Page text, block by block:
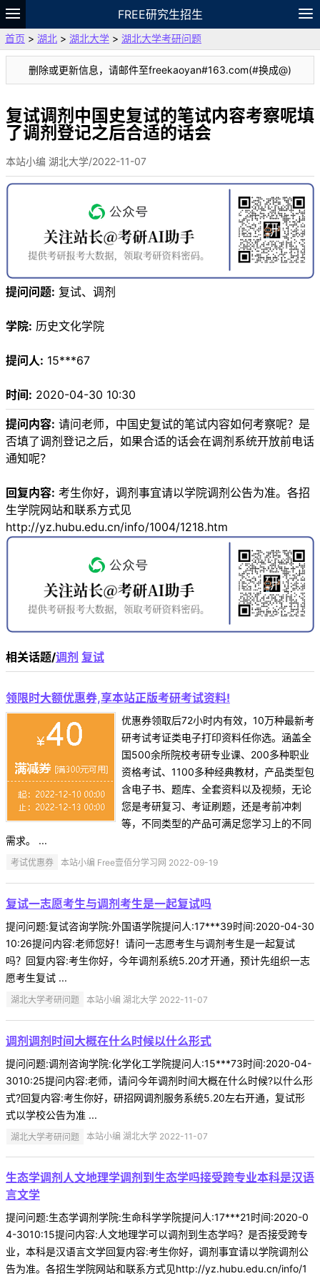
FREE研究生招生
题库
故事 专题 APP 笔记
VIP
资料
首页 > 湖北 > 湖北大学 > 湖北大学考研问题
删除或更新信息，请邮件至freekaoyan#163.com(#换成@)
复试调剂中国史复试的笔试内容考察呢填
了调剂登记之后合适的话会
本站小编 湖北大学/2022-11-07
提问问题: 复试、调剂
学院: 历史文化学院
提问人: 15***67
时间: 2020-04-30 10:30
提问内容: 请问老师，中国史复试的笔试内容如何考察呢？是
否填了调剂登记之后，如果合适的话会在调剂系统开放前电话
通知呢？
回复内容: 考生你好，调剂事宜请以学院调剂公告为准。各招
生学院网站和联系方式见
http://yz.hubu.edu.cn/info/1004/1218.htm
相关话题/调剂 复试
领限时大额优惠券,享本站正版考研考试资料!
优惠券领取后72小时内有效，10万种最新考
研考试考证类电子打印资料任你选。涵盖全
国500余所院校考研专业课、200多种职业
资格考试、1100多种经典教材，产品类型包
含电子书、题库、全套资料以及视频，无论
您是考研复习、考证刷题，还是考前冲刺
等，不同类型的产品可满足您学习上的不同
需求。 ...
考试优惠券 本站小编 Free壹佰分学习网 2022-09-19
复试一志愿考生与调剂考生是一起复试吗
提问问题:复试咨询学院:外国语学院提问人:17***39时间:2020-04-30
10:26提问内容:老师您好！请问一志愿考生与调剂考生是一起复试
吗？回复内容:考生你好，今年调剂系统5.20才开通，预计先组织一志
愿考生复试 ...
湖北大学考研问题 本站小编 湖北大学 2022-11-07
调剂调剂时间大概在什么时候以什么形式
提问问题:调剂咨询学院:化学化工学院提问人:15***73时间:2020-04-
3010:25提问内容:老师，请问今年调剂时间大概在什么时候?以什么形
式?回复内容:考生你好，研招网调剂服务系统5.20左右开通，复试形
式以学校公告为准 ...
湖北大学考研问题 本站小编 湖北大学 2022-11-07
生态学调剂人文地理学调剂到生态学吗接受跨专业本科是汉语
言文学
提问问题:生态学调剂学院:生命科学学院提问人:17***21时间:2020-0
4-3010:15提问内容:人文地理学可以调剂到生态学吗？是否接受跨专
业，本科是汉语言文学回复内容:考生你好，调剂事宜请以学院调剂公
告为准。各招生学院网站和联系方式见http://yz.hubu.edu.cn/info/1